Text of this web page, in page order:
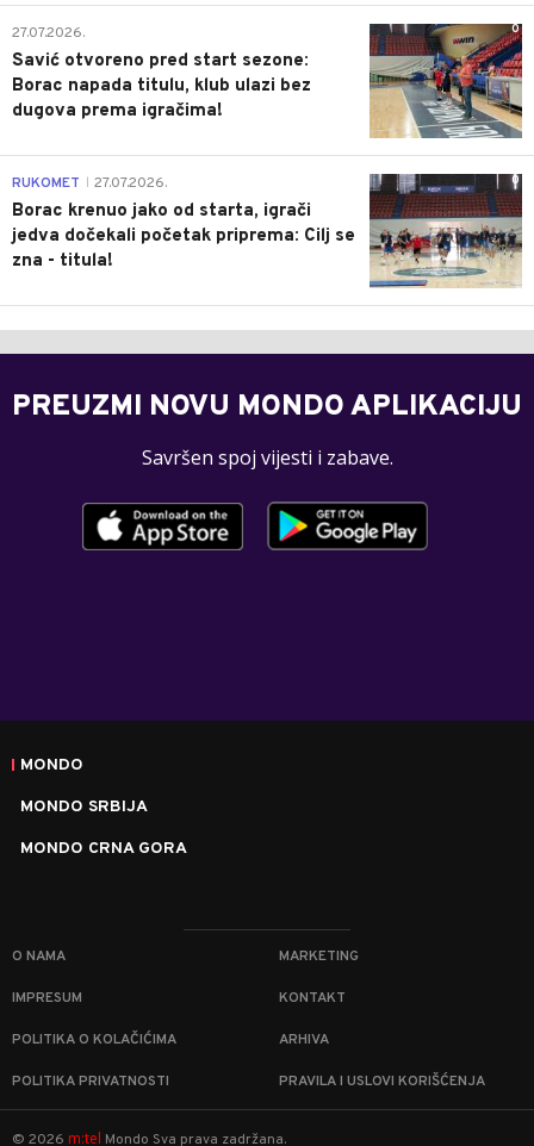
0
27.07.2026.
Savić otvoreno pred start sezone:
Borac napada titulu, klub ulazi bez
dugova prema igračima!
0
RUKOMET 27.07.2026.
Borac krenuo jako od starta, igrači
jedva dočekali početak priprema: Cilj se
zna - titula!
PREUZMI NOVU MONDO APLIKACIJU
Savršen spoj vijesti i zabave.
MONDO
MONDO SRBIJA
MONDO CRNA GORA
O NAMA MARKETING
IMPRESUM KONTAKT
POLITIKA O KOLAČIĆIMA ARHIVA
POLITIKA PRIVATNOSTI PRAVILA I USLOVI KORIŠĆENJA
© 2026 m:tel Mondo Sva prava zadržana.